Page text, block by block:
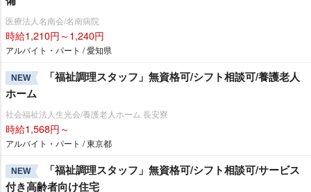
医療法人名南会/名南病院
時給1,210円～1,240円
アルバイト・パート / 愛知県
NEW
「福祉調理スタッフ」無資格可/シフト相談可/養護老人
ホーム
社会福祉法人生光会/養護老人ホーム 長安寮
時給1,568円～
アルバイト・パート / 東京都
NEW
「福祉調理スタッフ」無資格可/シフト相談可/サービス
付き高齢者向け住宅